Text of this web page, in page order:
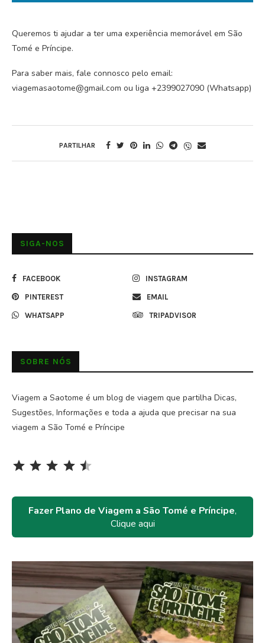
Queremos ti ajudar a ter uma experiência memorável em São
Tomé e Príncipe.
Para saber mais, fale connosco pelo email:
viagemasaotome@gmail.com ou liga +2399027090 (Whatsapp)
PARTILHAR
SIGA-NOS
FACEBOOK INSTAGRAM
PINTEREST EMAIL
WHATSAPP TRIPADVISOR
SOBRE NÓS
Viagem a Saotome é um blog de viagem que partilha Dicas,
Sugestões, Informações e toda a ajuda que precisar na sua
viagem a São Tomé e Príncipe
⭐⭐⭐ ⭐⭐
Fazer Plano de Viagem a São Tomé e Príncipe,
Clique aqui